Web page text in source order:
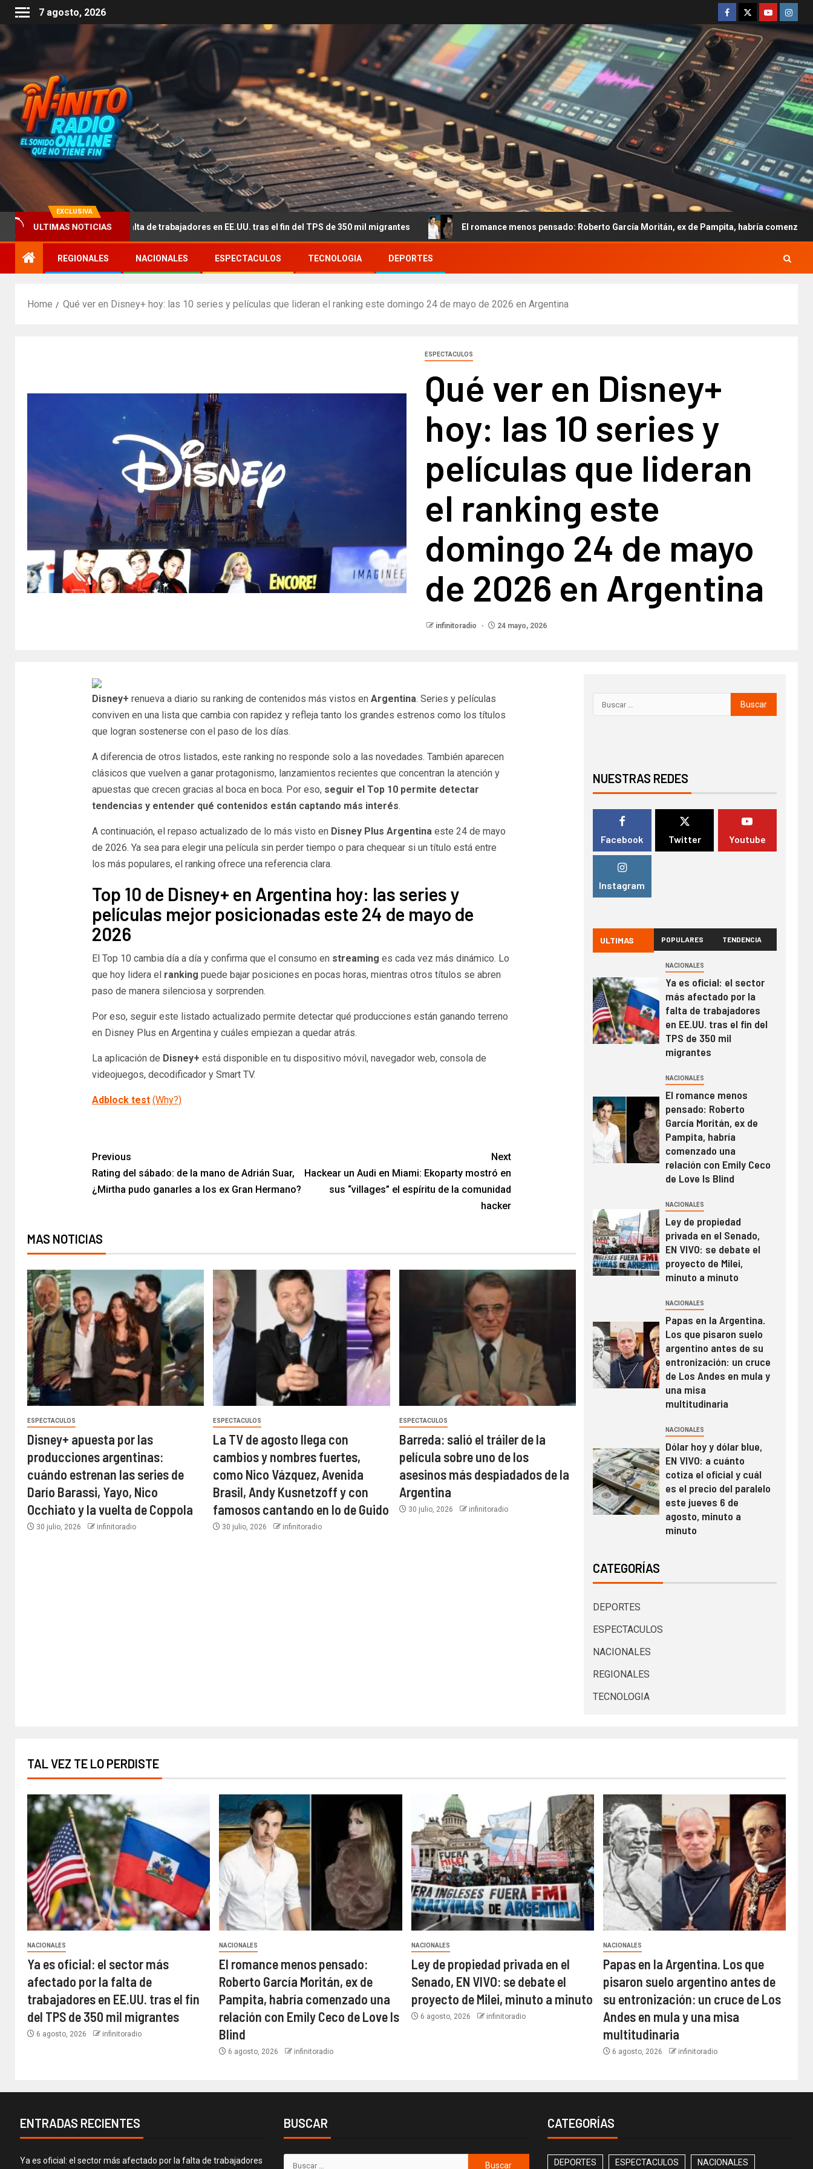
7 agosto, 2026
EXCLUSIVA
ULTIMAS NOTICIAS
por la falta de trabajadores en EE.UU. tras el fin del TPS de 350 mil migrantes El romance menos pensado: Roberto García Moritán, ex de Pampita, habría comenzado una relación
REGIONALES NACIONALES ESPECTACULOS TECNOLOGIA DEPORTES
Home Qué ver en Disney+ hoy: las 10 series y películas que lideran el ranking este domingo 24 de mayo de 2026 en Argentina
ESPECTACULOS
Qué ver en Disney+
hoy: las 10 series y
películas que lideran
el ranking este
domingo 24 de mayo
de 2026 en Argentina
infinitoradio 24 mayo, 2026
Disney+ renueva a diario su ranking de contenidos más vistos en Argentina. Series y películas
conviven en una lista que cambia con rapidez y refleja tanto los grandes estrenos como los títulos
que logran sostenerse con el paso de los días.
A diferencia de otros listados, este ranking no responde solo a las novedades. También aparecen
clásicos que vuelven a ganar protagonismo, lanzamientos recientes que concentran la atención y
apuestas que crecen gracias al boca en boca. Por eso, seguir el Top 10 permite detectar
tendencias y entender qué contenidos están captando más interés.
A continuación, el repaso actualizado de lo más visto en Disney Plus Argentinaeste 24 de mayo
de 2026. Ya sea para elegir una película sin perder tiempo o para chequear si un título está entre
los más populares, el ranking ofrece una referencia clara.
Top 10 de Disney+ en Argentina hoy: las series y
películas mejor posicionadas este 24 de mayo de
2026
El Top 10 cambia día a día y confirma que el consumo en streaming es cada vez más dinámico. Lo
que hoy lidera el ranking puede bajar posiciones en pocas horas, mientras otros títulos se abren
paso de manera silenciosa y sorprenden.
Por eso, seguir este listado actualizado permite detectar qué producciones están ganando terreno
en Disney Plus en Argentina y cuáles empiezan a quedar atrás.
La aplicación de Disney+ está disponible en tu dispositivo móvil, navegador web, consola de
videojuegos, decodificador y Smart TV.
Adblock test (Why?)
Previous
Rating del sábado: de la mano de Adrián Suar,
¿Mirtha pudo ganarles a los ex Gran Hermano?
Next
Hackear un Audi en Miami: Ekoparty mostró en
sus “villages” el espíritu de la comunidad
hacker
MAS NOTICIAS
ESPECTACULOS
Disney+ apuesta por las
producciones argentinas:
cuándo estrenan las series de
Darío Barassi, Yayo, Nico
Occhiato y la vuelta de Coppola
30 julio, 2026 infinitoradio
ESPECTACULOS
La TV de agosto llega con
cambios y nombres fuertes,
como Nico Vázquez, Avenida
Brasil, Andy Kusnetzoff y con
famosos cantando en lo de Guido
30 julio, 2026 infinitoradio
ESPECTACULOS
Barreda: salió el tráiler de la
película sobre uno de los
asesinos más despiadados de la
Argentina
30 julio, 2026 infinitoradio
NUESTRAS REDES
Facebook Twitter Youtube
Instagram
ULTIMAS POPULARES TENDENCIA
NACIONALES
Ya es oficial: el sector
más afectado por la
falta de trabajadores
en EE.UU. tras el fin del
TPS de 350 mil
migrantes
NACIONALES
El romance menos
pensado: Roberto
García Moritán, ex de
Pampita, habría
comenzado una
relación con Emily Ceco
de Love Is Blind
NACIONALES
Ley de propiedad
privada en el Senado,
EN VIVO: se debate el
proyecto de Milei,
minuto a minuto
NACIONALES
Papas en la Argentina.
Los que pisaron suelo
argentino antes de su
entronización: un cruce
de Los Andes en mula y
una misa
multitudinaria
NACIONALES
Dólar hoy y dólar blue,
EN VIVO: a cuánto
cotiza el oficial y cuál
es el precio del paralelo
este jueves 6 de
agosto, minuto a
minuto
CATEGORÍAS
DEPORTES
ESPECTACULOS
NACIONALES
REGIONALES
TECNOLOGIA
TAL VEZ TE LO PERDISTE
NACIONALES
Ya es oficial: el sector más
afectado por la falta de
trabajadores en EE.UU. tras el fin
del TPS de 350 mil migrantes
6 agosto, 2026 infinitoradio
NACIONALES
El romance menos pensado:
Roberto García Moritán, ex de
Pampita, habría comenzado una
relación con Emily Ceco de Love Is
Blind
6 agosto, 2026 infinitoradio
NACIONALES
Ley de propiedad privada en el
Senado, EN VIVO: se debate el
proyecto de Milei, minuto a minuto
6 agosto, 2026 infinitoradio
NACIONALES
Papas en la Argentina. Los que
pisaron suelo argentino antes de
su entronización: un cruce de Los
Andes en mula y una misa
multitudinaria
6 agosto, 2026 infinitoradio
ENTRADAS RECIENTES
Ya es oficial: el sector más afectado por la falta de trabajadores
BUSCAR CATEGORÍAS
DEPORTES ESPECTACULOS NACIONALES